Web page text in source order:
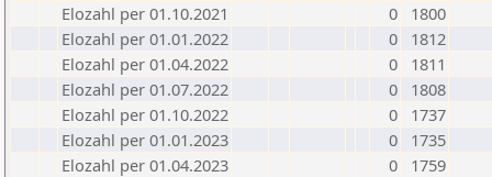
Elozahl per 01.10.2021
0
1800
Elozahl per 01.01.2022
0
1812
Elozahl per 01.04.2022
0
1811
Elozahl per 01.07.2022
0
1808
Elozahl per 01.10.2022
0
1737
Elozahl per 01.01.2023
0
1735
Elozahl per 01.04.2023
0
1759